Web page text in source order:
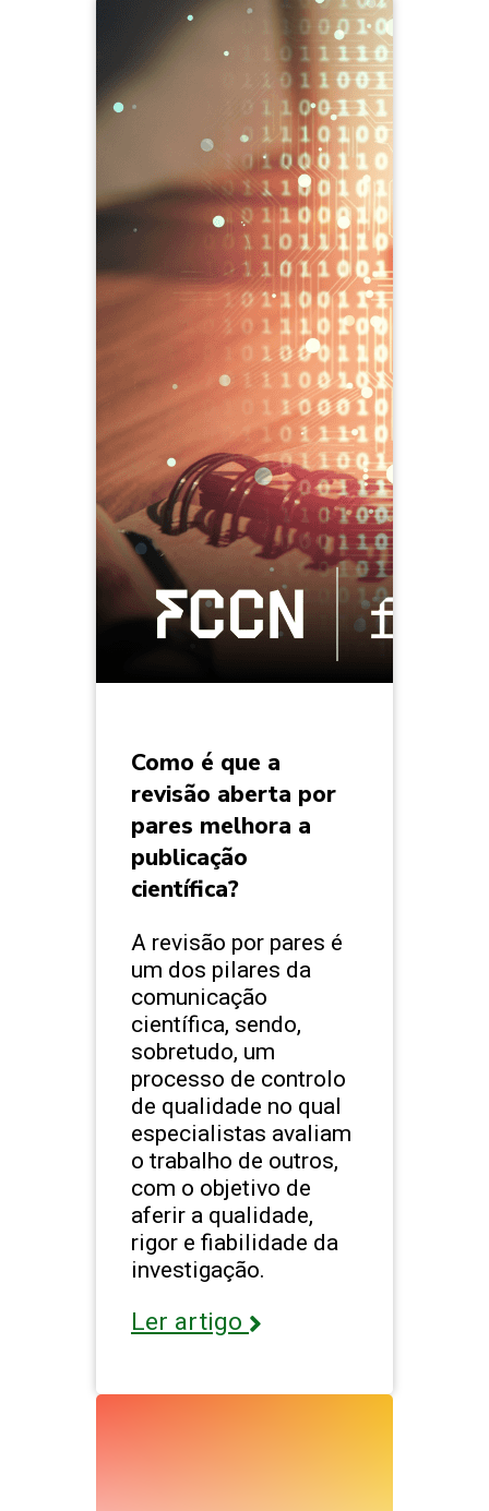
Como é que a
revisão aberta por
pares melhora a
publicação
científica?
A revisão por pares é
um dos pilares da
comunicação
científica, sendo,
sobretudo, um
processo de controlo
de qualidade no qual
especialistas avaliam
o trabalho de outros,
com o objetivo de
aferir a qualidade,
rigor e fiabilidade da
investigação.
Ler artigo